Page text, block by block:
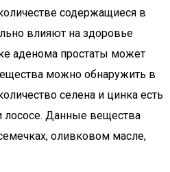
содержащиеся в
влияют на здоровье
аденома простаты может
можно обнаружить в
селена и цинка есть
лососе. Данные вещества
оливковом масле,